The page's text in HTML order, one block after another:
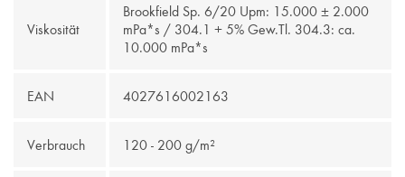
Viskosität
Brookfield Sp. 6/20 Upm: 15.000 ± 2.000
mPa*s / 304.1 + 5% Gew.Tl. 304.3: ca.
10.000 mPa*s
EAN 4027616002163
Verbrauch 120 - 200 g/m²